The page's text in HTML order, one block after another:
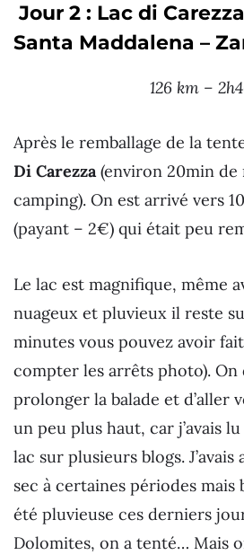
Jour 2 : Lac di
Santa Maddalena –
126 km –
Après le remballage de la
Di Carezza(environ 20min de
camping). On est arrivé vers
(payant – 2€) qui était peu
Le lac est magnifique, même
nuageux et pluvieux il reste
minutes vous pouvez avoir
compter les arrêts photo). On
prolonger la balade et d’aller
un peu plus haut, car j’avais
lac sur plusieurs blogs. J’avais
sec à certaines périodes mais
été pluvieuse ces derniers
Dolomites, on a tenté… Mais